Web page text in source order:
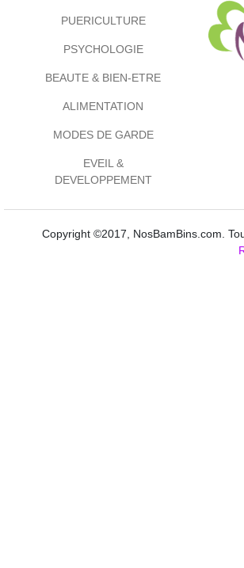
PUERICULTURE
PSYCHOLOGIE
BEAUTE & BIEN-ETRE
ALIMENTATION
MODES DE GARDE
EVEIL &
DEVELOPPEMENT
Copyright ©2017, NosBamBins.com.